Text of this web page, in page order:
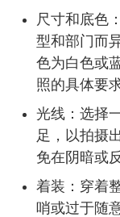
尺寸和底色
型和部门而
色为白色或
照的具体要
光线：选择
足，以拍摄
免在阴暗或
着装：穿着
哨或过于随